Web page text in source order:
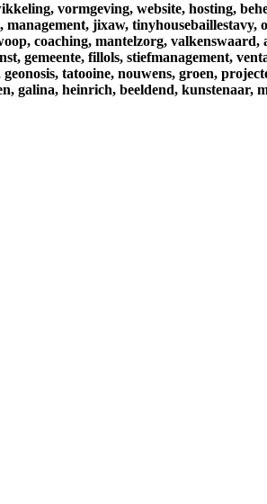
vormgeving, website, hosting,
management, jixaw, tinyhousebaillestavy,
coaching, mantelzorg, valkenswaard,
gemeente, fillols, stiefmanagement,
geonosis, tatooine, nouwens, groen,
galina, heinrich, beeldend, kunstenaar,